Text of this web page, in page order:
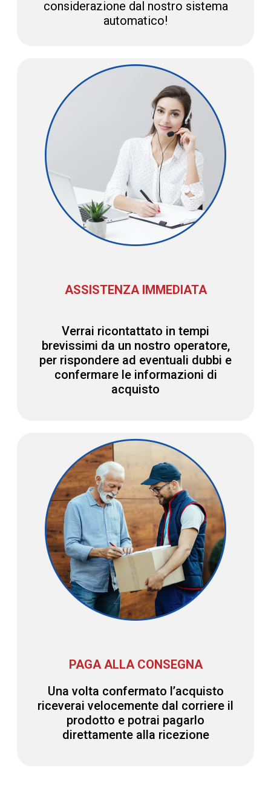
considerazione dal nostro sistema
automatico!
ASSISTENZA IMMEDIATA
Verrai ricontattato in tempi
brevissimi da un nostro operatore,
per rispondere ad eventuali dubbi e
confermare le informazioni di
acquisto
PAGA ALLA CONSEGNA
Una volta confermato l’acquisto
riceverai velocemente dal corriere il
prodotto e potrai pagarlo
direttamente alla ricezione